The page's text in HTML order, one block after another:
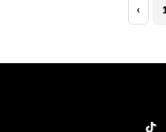
الصفحة›